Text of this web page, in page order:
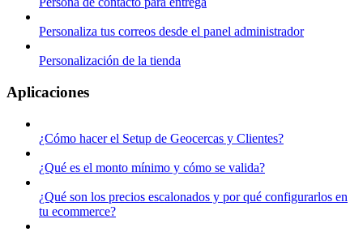
Personaliza tus correos desde el panel administrador
Personalización de la tienda
Aplicaciones
¿Cómo hacer el Setup de Geocercas y Clientes?
¿Qué es el monto mínimo y cómo se valida?
¿Qué son los precios escalonados y por qué configurarlos en
tu ecommerce?